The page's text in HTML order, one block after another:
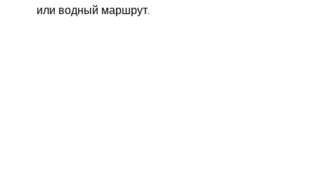
или водный маршрут.